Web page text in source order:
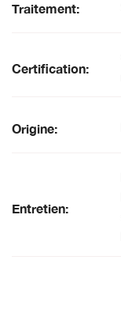
Traitement:
Certification:
Origine:
Entretien: